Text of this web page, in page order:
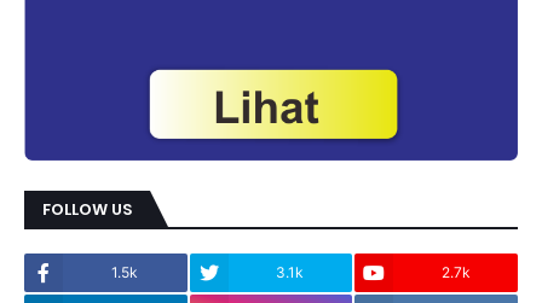
FOLLOW US
1.5k 3.1k 2.7k